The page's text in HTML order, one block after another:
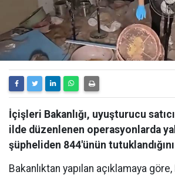
İçişleri Bakanlığı, uyuşturucu
ilde düzenlenen operasyonlarda
şüpheliden 844'ünün
Bakanlıktan yapılan açıklamaya